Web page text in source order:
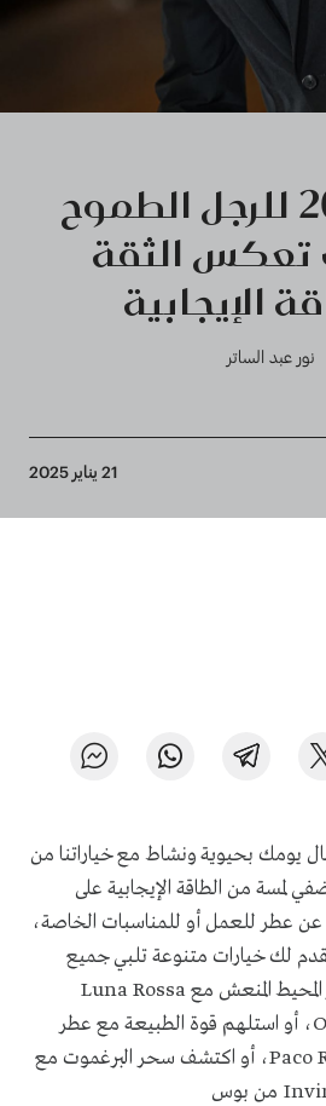
عطور 2025 للرجل الطموح
تعكس الثقة
الإيجابية
نور عبد الساتر
21 يناير 2025
يومك بحيوية ونشاط مع خياراتنا من
لمسة من الطاقة الإيجابية على
عطر للعمل أو للمناسبات الخاصة،
لك خيارات متنوعة تلبي جميع
احتياجاتك. استمتع بعبير المحيط المنعش مع Luna Rossa
Ocean Eau de Parfum، أو استلهم قوة الطبيعة مع عطر
Invictus من Paco Rabanne، أو اكتشف سحر البرغموت مع